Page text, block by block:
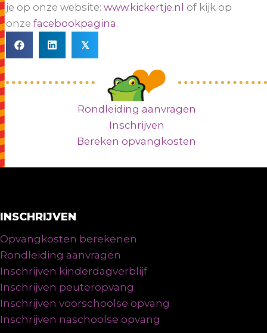
je op onze website: www.kickertje.nl of kijk op
onze facebookpagina.
𝕏
Rondleiding aanvragen
Inschrijven
Bereken opvangkosten
INSCHRIJVEN
Opvangkosten berekenen
Rondleiding aanvragen
Inschrijven kinderdagverblijf
Inschrijven peuteropvang
Inschrijven voorschoolse opvang
Inschrijven naschoolse opvang